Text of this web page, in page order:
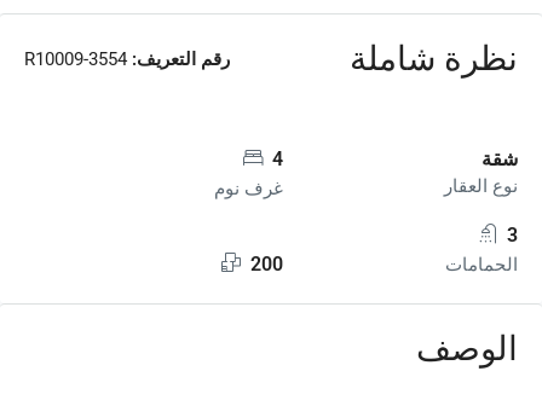
نظرة شاملة رقم التعريف:
شقة
نوع العقار
4
غرف نوم
3
الحمامات 200
الوصف